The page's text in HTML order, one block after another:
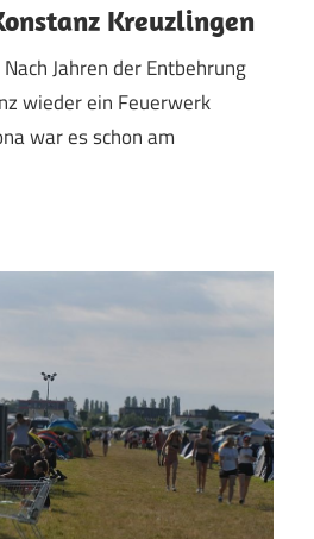
Kreuzlingen
Jahren der Entbehrung
wieder ein Feuerwerk
war es schon am